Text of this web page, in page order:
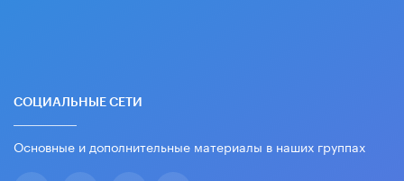
СОЦИАЛЬНЫЕ СЕТИ
Основные и дополнительные материалы в наших группах